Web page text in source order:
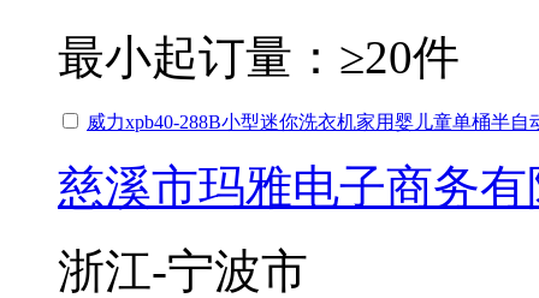
最小起订量： ≥20件
威力xpb40-288B小型迷你洗衣机家用婴儿童单桶半自
慈溪市玛雅电子商务
浙江-宁波市